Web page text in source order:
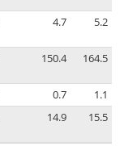
4.7 5.2
150.4 164.5
0.7
1.1
14.9 15.5